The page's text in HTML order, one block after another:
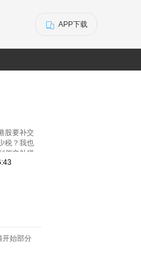
APP下载
股要补交
税？我也
催交补税
行动的电
开始部分